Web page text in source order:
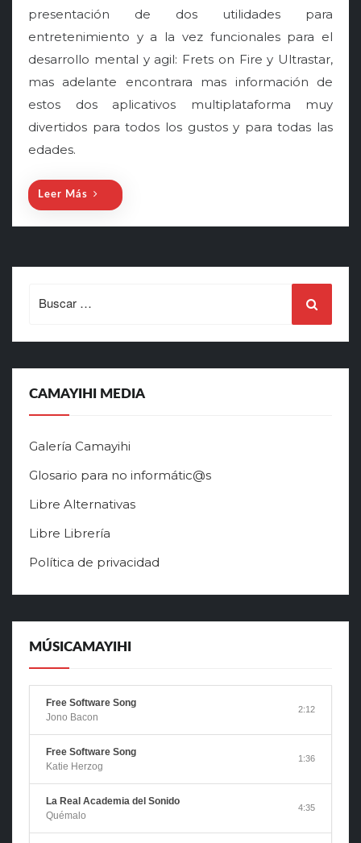
o
presentación de dos utilidades para
entretenimiento y a la vez funcionales para el
desarrollo mental y agil: Frets on Fire y Ultrastar,
mas adelante encontrara mas información de
estos dos aplicativos multiplataforma muy
divertidos para todos los gustos y para todas las
edades.
Leer Más
for:
CAMAYIHI MEDIA
Galería Camayihi
Glosario para no informátic@s
Libre Alternativas
Libre Librería
Política de privacidad
MÚSICAMAYIHI
Free Software Song
Jono Bacon
2:12
Free Software Song
Katie Herzog
1:36
La Real Academia del Sonido
Quémalo
4:35